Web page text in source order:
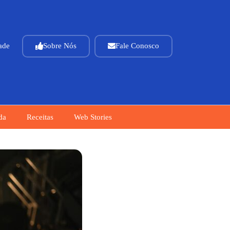
Sobre Nós Fale Conosco
Receitas Web Stories